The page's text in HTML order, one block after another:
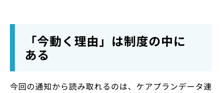
「今動く理由」は制度の中に
ある
今回の通知から読み取れるのは、ケアプランデータ連